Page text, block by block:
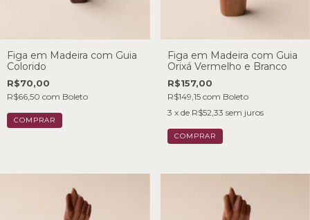
Figa em Madeira com Guia
Colorido
R$70,00
R$66,50 com Boleto
Figa em Madeira com Guia
Orixá Vermelho e Branco
R$157,00
R$149,15 com Boleto
3 x de R$52,33 sem juros